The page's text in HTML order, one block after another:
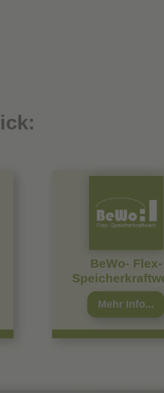
BeWo- Flex-
Mehr Info...